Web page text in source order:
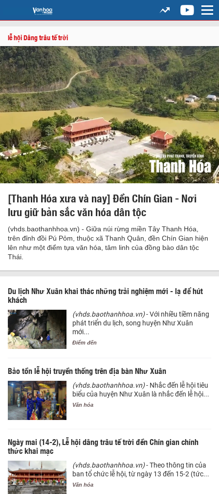
lễ hội Dâng trâu tế trời
[Thanh Hóa xưa và nay] Đền Chín Gian - Nơi
lưu giữ bản sắc văn hóa dân tộc
(vhds.baothanhhoa.vn) - Giữa núi rừng miền Tây Thanh Hóa,
trên đỉnh đồi Pú Pỏm, thuộc xã Thanh Quân, đền Chín Gian hiện
lên như một điểm tựa văn hóa, tâm linh của đồng bào dân tộc
Thái.
Du lịch Như Xuân khai thác những trải nghiệm mới - lạ để hút
khách
(vhds.baothanhhoa.vn)- Với nhiều tiềm năng
phát triển du lịch, song huyện Như Xuân
mới...
Điểm đến
Bảo tồn lễ hội truyền thống trên địa bàn Như Xuân
(vhds.baothanhhoa.vn)- Nhắc đến lễ hội tiêu
biểu của huyện Như Xuân là nhắc đến lễ hội...
Văn hóa
Ngày mai (14-2), Lễ hội dâng trâu tế trời đền Chín gian chính
thức khai mạc
(vhds.baothanhhoa.vn)- Theo thông tin của
ban tổ chức lễ hội, từ ngày 13 đến 15-2 (tức...
Văn hóa